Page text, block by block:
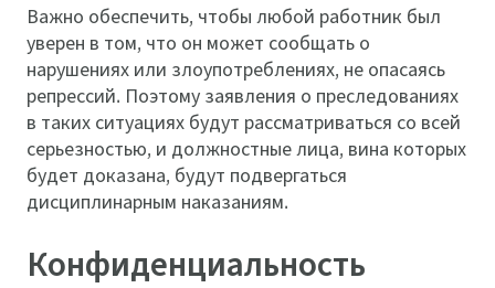
Важно обеспечить, чтобы любой работник был
уверен в том, что он может сообщать о
нарушениях или злоупотреблениях, не опасаясь
репрессий. Поэтому заявления о преследованиях
в таких ситуациях будут рассматриваться со всей
серьезностью, и должностные лица, вина которых
будет доказана, будут подвергаться
дисциплинарным наказаниям.
Конфиденциальность